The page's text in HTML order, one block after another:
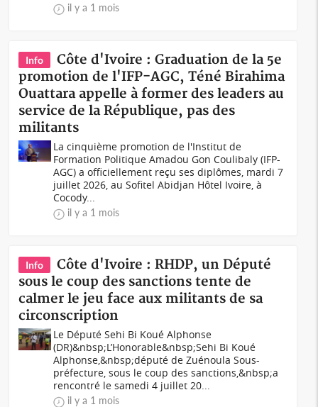
il y a 1 mois
Info
Côte d'Ivoire : Graduation de la 5e
promotion de l'IFP-AGC, Téné Birahima
Ouattara appelle à former des leaders au
service de la République, pas des
militants
La cinquième promotion de l'Institut de
Formation Politique Amadou Gon Coulibaly (IFP-
AGC) a officiellement reçu ses diplômes, mardi 7
juillet 2026, au Sofitel Abidjan Hôtel Ivoire, à
Cocody...
il y a 1 mois
Info
Côte d'Ivoire : RHDP, un Député
sous le coup des sanctions tente de
calmer le jeu face aux militants de sa
circonscription
Le Député Sehi Bi Koué Alphonse
(DR)&nbsp;L’Honorable&nbsp;Sehi Bi Koué
Alphonse,&nbsp;député de Zuénoula Sous-
préfecture, sous le coup des sanctions,&nbsp;a
rencontré le samedi 4 juillet 20...
il y a 1 mois